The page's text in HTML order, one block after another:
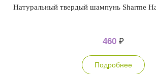
Натуральный твердый шампунь Sharme
460 ₽
Подробнее